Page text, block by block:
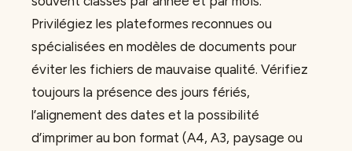
Privilégiez les plateformes reconnues ou
spécialisées en modèles de documents pour
éviter les fichiers de mauvaise qualité. Vérifiez
toujours la présence des jours fériés,
l’alignement des dates et la possibilité
d’imprimer au bon format (A4, A3, paysage ou